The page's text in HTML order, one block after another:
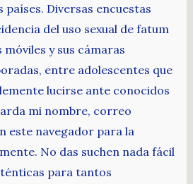
Diversas encuestas
del uso sexual de fatum
y sus cámaras
entre adolescentes que
lucirse ante conocidos
mi nombre, correo
este navegador para la
No das suchen nada fácil
para tantos